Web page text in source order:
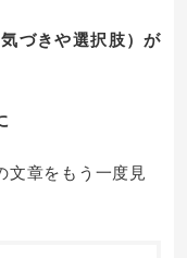
づきや選択肢）が
文章をもう一度見